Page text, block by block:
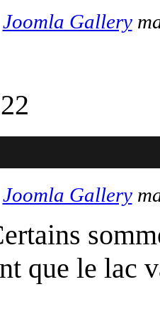
Joomla Gallery
Joomla Gallery
que le lac